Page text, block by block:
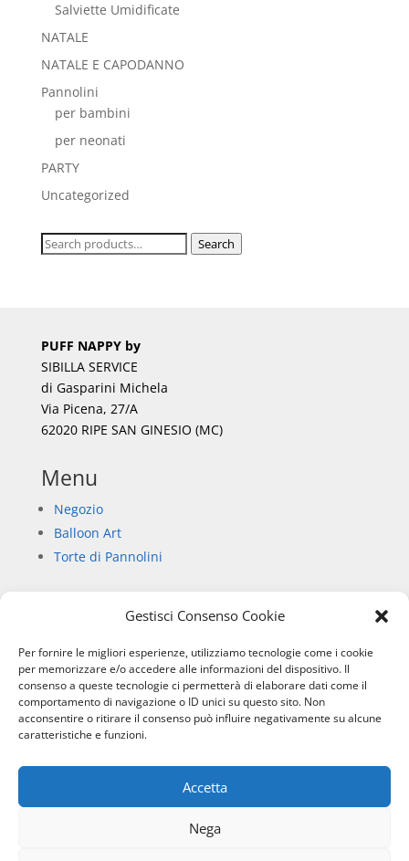
Gestisci Consenso Cookie
Per fornire le migliori esperienze, utilizziamo tecnologie come i cookie
per memorizzare e/o accedere alle informazioni del dispositivo. Il
consenso a queste tecnologie ci permetterà di elaborare dati come il
comportamento di navigazione o ID unici su questo sito. Non
acconsentire o ritirare il consenso può influire negativamente su alcune
caratteristiche e funzioni.
Accetta
Nega
Salviette Umidificate
NATALE
NATALE E CAPODANNO
Pannolini
per bambini
per neonati
PARTY
Uncategorized
Search
Search
PUFF NAPPY by
SIBILLA SERVICE
di Gasparini Michela
Via Picena, 27/A
62020 RIPE SAN GINESIO (MC)
Menu
Negozio
Balloon Art
Torte di Pannolini
Chi siamo
Privacy Policy
Informativa sull’uso dei cookie
Condizioni di vendita